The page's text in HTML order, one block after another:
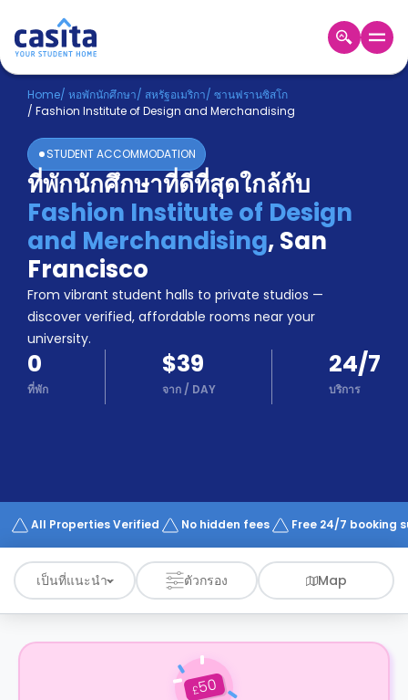
Home TH USD
เข้าสู่
ระบบ
Booking
Accommodation
About
us
Blog
Refer
And
Earn
Become
A
Partner
Help
and
Phone
Works
Home/ หอพักนักศึกษา/ สหรัฐอเมริกา/ ซานฟรานซิสโก
/ Fashion Institute of Design and Merchandising
STUDENT ACCOMMODATION
ที่พักนักศึกษาที่ดีที่สุดใกล้กับ
Fashion Institute of Design
and Merchandising,San
Francisco
From vibrant student halls to private studios —
discover verified, affordable rooms near your
university.
0
ที่พัก
$39
จาก/ DAY
24/7
บริการ
All Properties Verified No hidden fees Free 24/7 booking
เป็นที่แนะนำ ตัวกรอง Map
£50